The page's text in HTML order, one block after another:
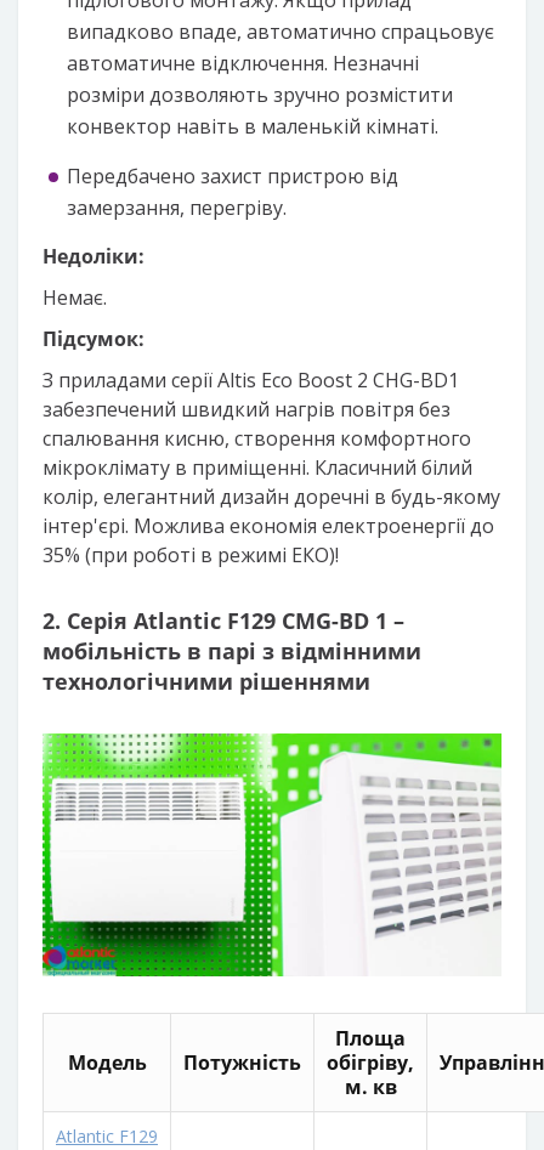
випадково впаде, автоматично спрацьовує
автоматичне відключення. Незначні
розміри дозволяють зручно розмістити
конвектор навіть в маленькій кімнаті.
Передбачено захист пристрою від
замерзання, перегріву.
Недоліки:
Немає.
Підсумок:
З приладами серії Altis Eco Boost 2 CHG-BD1
забезпечений швидкий нагрів повітря без
спалювання кисню, створення комфортного
мікроклімату в приміщенні. Класичний білий
колір, елегантний дизайн доречні в будь-якому
інтер'єрі. Можлива економія електроенергії до
35% (при роботі в режимі ЕКО)!
2. Серія Atlantic F129 CMG-BD 1 –
мобільність в парі з відмінними
технологічними рішеннями
Модель Потужність
Площа
обігріву,
м. кв
Atlantic F129